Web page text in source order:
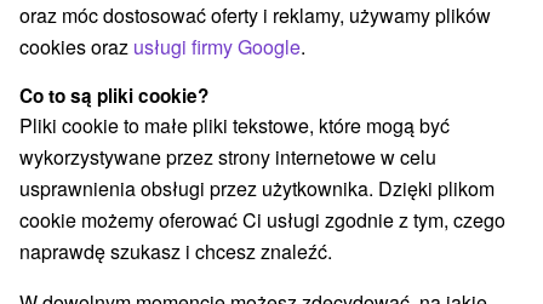
Wszystkie kategorie
Chaty na prenájom(14)
Drevenice(27) Penzióny(2)
Wybierz lokalizację lub datę
WSZYSTKO NAJTAŃSZE NAJDROŻSZE NA
oraz móc dostosować oferty i reklamy, używamy plików
cookies oraz usługi firmy Google.
Co to są pliki cookie?
Pliki cookie to małe pliki tekstowe, które mogą być
wykorzystywane przez strony internetowe w celu
usprawnienia obsługi przez użytkownika. Dzięki plikom
cookie możemy oferować Ci usługi zgodnie z tym, czego
naprawdę szukasz i chcesz znaleźć.